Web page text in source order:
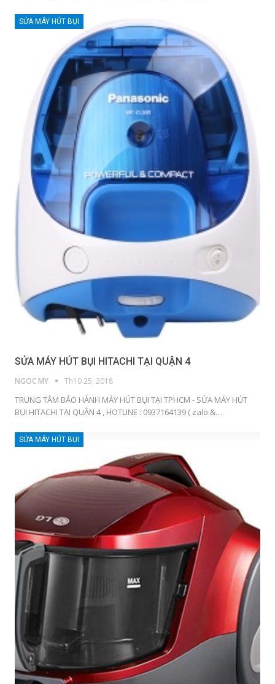
SỬA MÁY HÚT BỤI
SỬA MÁY HÚT BỤI HITACHI TẠI QUẬN 4
NGOC MY Th10 25, 2018
TRUNG TÂM BẢO HÀNH MÁY HÚT BỤI TẠI TPHCM - SỬA MÁY HÚT
BỤI HITACHI TẠI QUẬN 4 , HOTLINE : 0937164139 ( zalo &…
SỬA MÁY HÚT BỤI